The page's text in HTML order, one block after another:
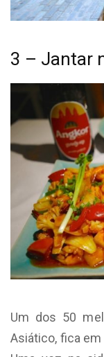
3 – Jantar
Um dos 50
Asiático, fica em